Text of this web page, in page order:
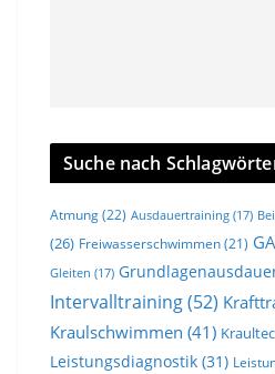
Suche nach
Atmung(22) Ausdauertraining (17)
(26) Freiwasserschwimmen (21)
Gleiten (17)
Intervalltraining(52)
Kraulschwimmen (41)
Leistungsdiagnostik (31)